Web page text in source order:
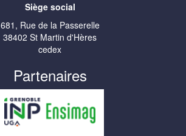
Siège social
681, Rue de la Passerelle
38402 St Martin d'Hères
cedex
Partenaires